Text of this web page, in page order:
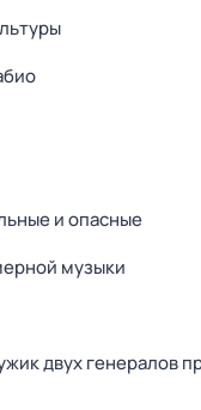
и опасные
музыки
двух генералов